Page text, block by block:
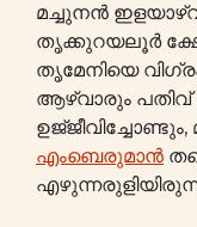
മച്ചുനൻ
തൃക്കുറയലൂർ
തൃമേനിയെ
ആഴ്വാരും
എംബെരുമാൻ